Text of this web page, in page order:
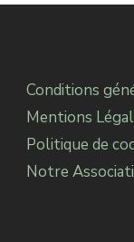
Conditions
Mentions
Politique de
Notre